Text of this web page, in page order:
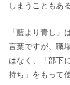
しまうこともあ
「藍より青し」
言葉ですが、職
はなく、「部下
持ち」をもって